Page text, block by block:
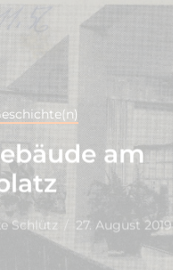
am
Schlütz 27. August 2019